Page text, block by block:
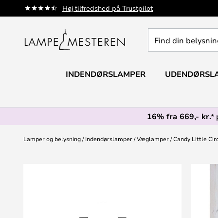
Høj tilfredshed på Trustpilot
Skip
to
din
INDENDØRSLAMPER
16% fra 669,- kr.*
Lamper og belysning Indendørslamper Væglamper Candy Little